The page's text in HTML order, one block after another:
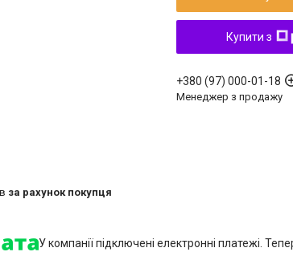
Купити з
+380 (97) 000-01-18
Менеджер з продажу
за рахунок покупця
У компанії підключені електронні платежі.